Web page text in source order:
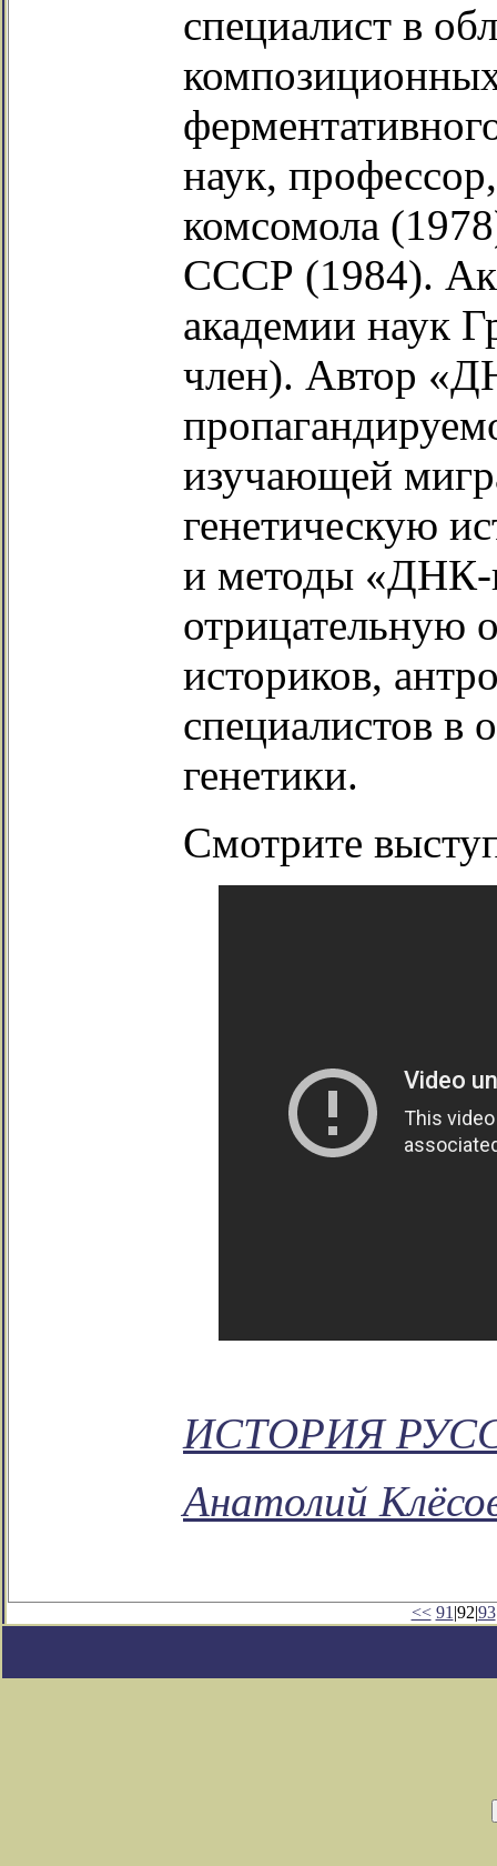
специалист в
наук,
комсомола
СССР (1984).
академии наук
член). Автор
изучающей
генетическую
и методы «ДНК-
отрицательную
историков,
специалистов в
генетики.
Смотрите
ИСТОРИЯ
Анатолий
<< 91 |92|93